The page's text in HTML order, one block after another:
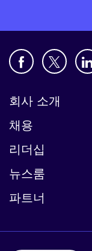
회사 소개
채용
리더십
뉴스룸
파트너